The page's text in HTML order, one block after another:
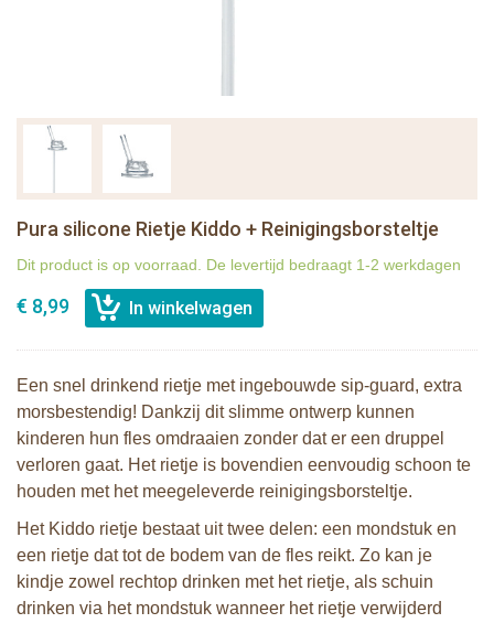
Pura silicone Rietje Kiddo + Reinigingsborsteltje
Dit product is op voorraad. De levertijd bedraagt 1-2 werkdagen
€ 8,99
Een snel drinkend rietje met ingebouwde sip‑guard, extra
morsbestendig! Dankzij dit slimme ontwerp kunnen
kinderen hun fles omdraaien zonder dat er een druppel
verloren gaat. Het rietje is bovendien eenvoudig schoon te
houden met het meegeleverde reinigingsborsteltje.
Het Kiddo rietje bestaat uit twee delen: een mondstuk en
een rietje dat tot de bodem van de fles reikt. Zo kan je
kindje zowel rechtop drinken met het rietje, als schuin
drinken via het mondstuk wanneer het rietje verwijderd